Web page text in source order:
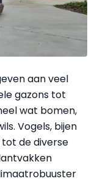
aan veel
gazons tot
wat bomen,
Vogels, bijen
de diverse